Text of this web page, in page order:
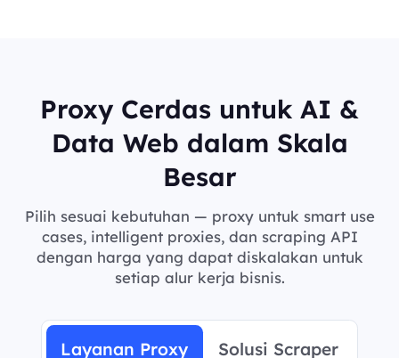
Proxy Cerdas untuk AI &
Data Web dalam Skala
Besar
Pilih sesuai kebutuhan — proxy untuk smart use
cases, intelligent proxies, dan scraping API
dengan harga yang dapat diskalakan untuk
setiap alur kerja bisnis.
Layanan Proxy Solusi Scraper